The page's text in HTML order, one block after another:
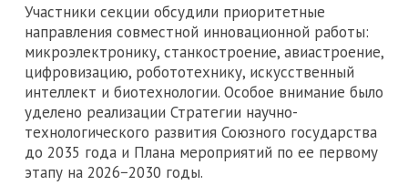
Участники секции обсудили приоритетные
направления совместной инновационной работы:
микроэлектронику, станкостроение, авиастроение,
цифровизацию, робототехнику, искусственный
интеллект и биотехнологии. Особое внимание было
уделено реализации Стратегии научно-
технологического развития Союзного государства
до 2035 года и Плана мероприятий по ее первому
этапу на 2026−2030 годы.